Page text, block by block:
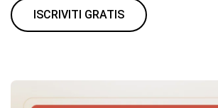
ISCRIVITI GRATIS